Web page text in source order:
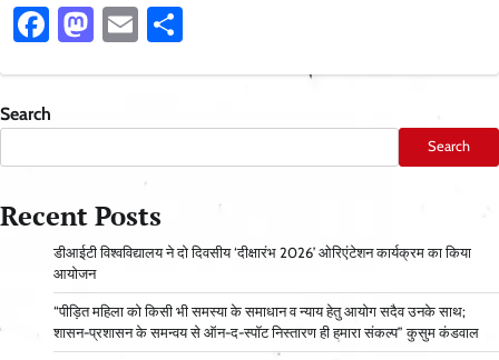
Facebook
Mastodon
Email
Search
Search
Recent Posts
डीआईटी विश्वविद्यालय ने दो दिवसीय ‘दीक्षारंभ 2026’ ओरिएंटेशन कार्यक्रम का किया
आयोजन
“पीड़ित महिला को किसी भी समस्या के समाधान व न्याय हेतु आयोग सदैव उनके साथ;
शासन-प्रशासन के समन्वय से ऑन-द-स्पॉट निस्तारण ही हमारा संकल्प” कुसुम कंडवाल